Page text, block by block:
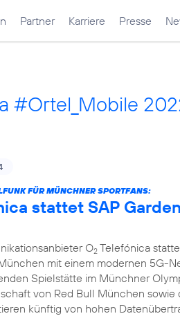
Partner Karriere Presse
#Ortel_Mobile
FÜR MÜNCHNER SPORTFANS:
stattet SAP
O2 Telefónica
mit einem modernen 5G-
Spielstätte im Münchner
von Red Bull München sowie
künftig von hohen